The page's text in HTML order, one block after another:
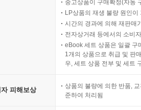
중고상품이 구매확정(자동
LP상품의 재생 불량 원인
시간의 경과에 의해 재판매
전자상거래 등에서의 소비
eBook 세트 상품은 일괄 구
1개의 상품으로 취급 및 판
우, 세트 상품 전부 및 세트
자 피해보상
상품의 불량에 의한 반품,
준하여 처리됨